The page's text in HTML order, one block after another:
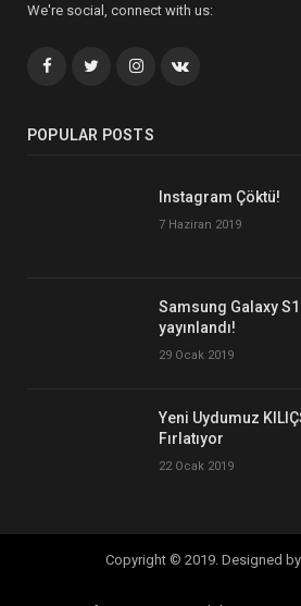
We're social, connect with us:
FacebookTwitterİnstagram+
VK
POPULAR POSTS
Instagram Çöktü!
7 Haziran 2019
Samsung Galaxy
yayınlandı!
29 Ocak 2019
Yeni Uydumuz
Fırlatıyor
22 Ocak 2019
Copyright © 2019. Designed by